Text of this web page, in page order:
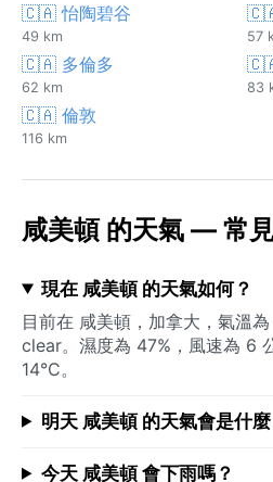
🇨🇦 怡陶碧谷
49 km 57
🇨🇦 多倫多
62 km 83
🇨🇦 倫敦
116 km
咸美頓 的天氣 — 常
現在 咸美頓 的天氣如何？
目前在 咸美頓，加拿大，氣溫
clear。濕度為 47%，風速為 6
14°C。
明天 咸美頓 的天氣會是什麼
今天 咸美頓 會下雨嗎？